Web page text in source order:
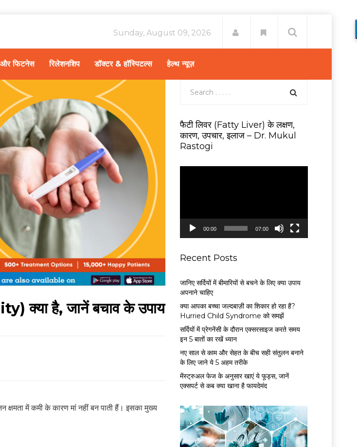
Sunday, August 09, 2026
और फिटनेस रिलेशनशिप डॉक्टर & हॉस्पिटल्स हेल्थ न्यूज़
क्या है, जानें बचाव के उपाय
क्षमता में कमी के कारण मां नहीं बन पाती हैं। इसका मुख्य
फैटी लिवर (Fatty Liver) के लक्षण,
कारण, उपचार, इलाज – Dr. Mukul
Rastogi
y
00:00 07:00
Recent Posts
जानिए सर्दियों में बीमारियों से बचने के लिए क्या उपाय
अपनाने चाहिए
क्या आपका बच्चा जल्दबाज़ी का शिकार हो रहा है?
Hurried Child Syndrome को समझें
सर्द‍ियों में प्रेगनेंसी के दौरान एक्सरसाइज करते समय
इन 5 बातों का रखें ध्यान
नए साल से काम और सेहत के बीच सही संतुलन बनाने
के लिए जाने ये 5 अहम तरीके
मेंस्ट्रुअल फेज के अनुसार खाएं ये फूड्स, जानें
एक्सपर्ट से कब क्या खाना है फायदेमंद